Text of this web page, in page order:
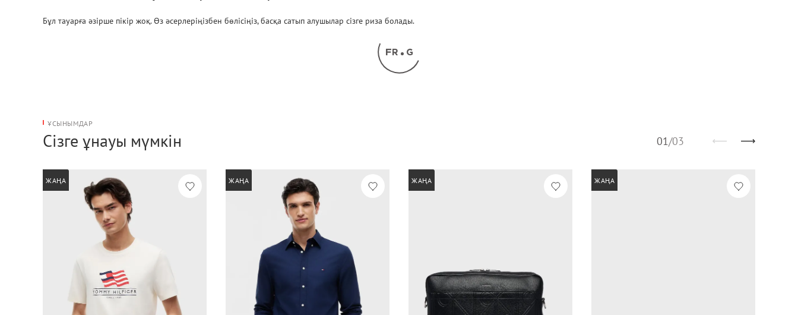
Бұл тауарға әзірше пікір жоқ. Өз әсерлеріңізбен бөлісіңіз, басқа сатып алушылар сізге риза болады.
ҰСЫНЫМДАР
Сізге ұнауы мүмкін 01 /03
ЖАҢА ЖАҢА ЖАҢА ЖАҢА